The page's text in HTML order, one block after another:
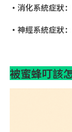
•消化系統症狀
•神經系統症狀
被蜜蜂叮該